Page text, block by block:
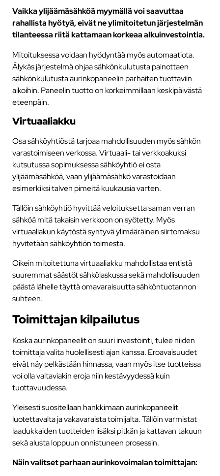
Vaikka ylijäämäsähköä myymällä voi saavuttaa
rahallista hyötyä, eivät ne ylimitoitetun järjestelmän
tilanteessa riitä kattamaan korkeaa alkuinvestointia.
Mitoituksessa voidaan hyödyntää myös automaatiota.
Älykäs järjestelmä ohjaa sähkönkulutusta painottaen
sähkönkulutusta aurinkopaneelin parhaiten tuottaviin
aikoihin. Paneelin tuotto on korkeimmillaan keskipäivästä
eteenpäin.
Virtuaaliakku
Osa sähköyhtiöstä tarjoaa mahdollisuuden myös sähkön
varastoimiseen verkossa. Virtuaali- tai verkkoakuksi
kutsutussa sopimuksessa sähköyhtiö ei osta
ylijäämäsähköä, vaan ylijäämäsähkö varastoidaan
esimerkiksi talven pimeitä kuukausia varten.
Tällöin sähköyhtiö hyvittää veloituksetta saman verran
sähköä mitä takaisin verkkoon on syötetty. Myös
virtuaaliakun käytöstä syntyvä ylimääräinen siirtomaksu
hyvitetään sähköyhtiön toimesta.
Oikein mitoitettuna virtuaaliakku mahdollistaa entistä
suuremmat säästöt sähkölaskussa sekä mahdollisuuden
päästä lähelle täyttä omavaraisuutta sähköntuotannon
suhteen.
Toimittajan kilpailutus
Koska aurinkopaneelit on suuri investointi, tulee niiden
toimittaja valita huolellisesti ajan kanssa. Eroavaisuudet
eivät näy pelkästään hinnassa, vaan myös itse tuotteissa
voi olla valtaviakin eroja niin kestävyydessä kuin
tuottavuudessa.
Yleisesti suositellaan hankkimaan aurinkopaneelit
luotettavalta ja vakavaraista toimijalta. Tällöin varmistat
laadukkaiden tuotteiden lisäksi pitkän ja kattavan takuun
sekä alusta loppuun onnistuneen prosessin.
Näin valitset parhaan aurinkovoimalan toimittajan: